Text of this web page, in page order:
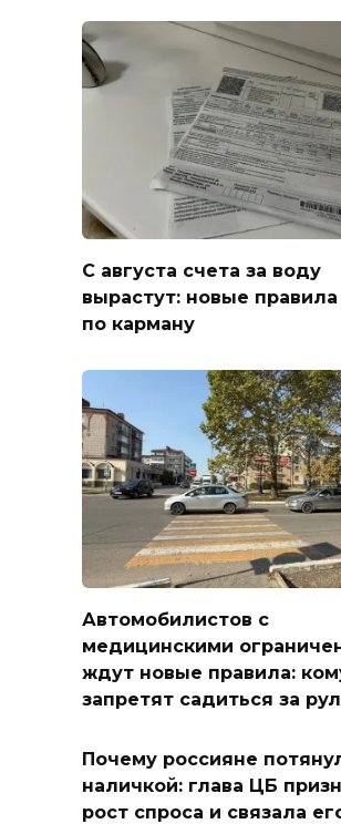
С августа счета за воду
вырастут: новые
по карману
Автомобилистов с
медицинскими
ждут новые правила:
запретят садиться за
Почему россияне
наличкой: глава ЦБ
рост спроса и связала